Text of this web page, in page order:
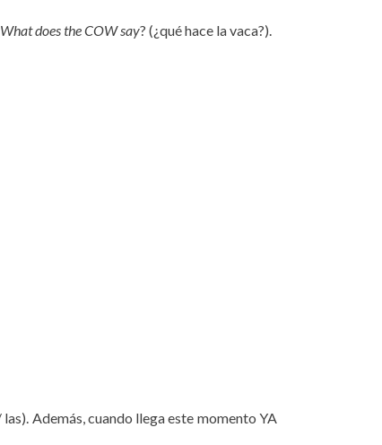
What does the COW say? (¿qué hace la vaca?).
Además, cuando llega este momento YA